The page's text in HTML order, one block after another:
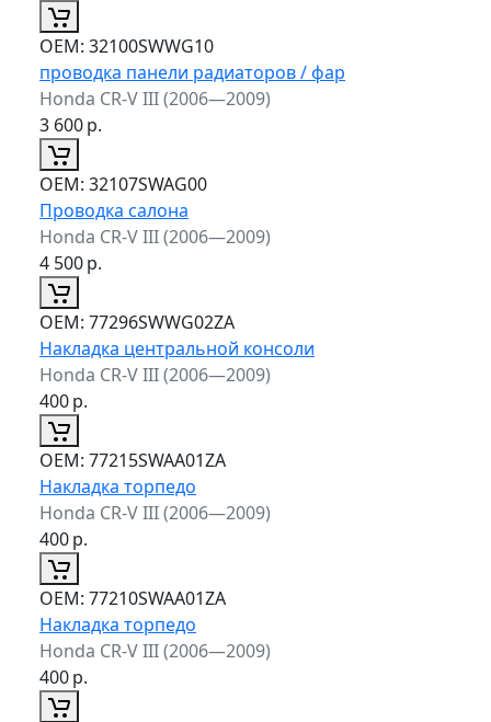
ОЕМ: 32100SWWG10
проводка панели радиаторов / фар
Honda CR-V III (2006—2009)
3 600р.
ОЕМ: 32107SWAG00
Проводка салона
Honda CR-V III (2006—2009)
4 500р.
ОЕМ: 77296SWWG02ZA
Накладка центральной консоли
Honda CR-V III (2006—2009)
400р.
ОЕМ: 77215SWAA01ZA
Накладка торпедо
Honda CR-V III (2006—2009)
400р.
ОЕМ: 77210SWAA01ZA
Накладка торпедо
Honda CR-V III (2006—2009)
400р.